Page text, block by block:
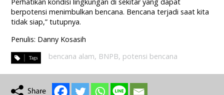
berpotensi menimbulkan bencana. Bencana terjadi saat kita
tidak siap,” tutupnya.
Penulis: Danny Kosasih
bencana alam, BNPB, potensi bencana